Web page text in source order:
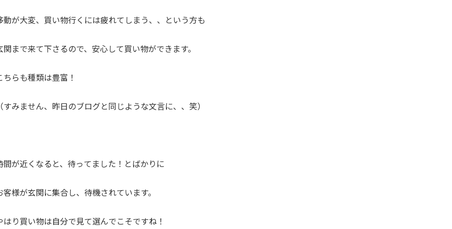
動が大変、買い物行くには疲れてしまう、、という方も
関まで来て下さるので、安心して買い物ができます。
ちらも種類は豊富！
すみません、昨日のブログと同じような文言に、、笑）
間が近くなると、待ってました！とばかりに
客様が玄関に集合し、待機されています。
はり買い物は自分で見て選んでこそですね！